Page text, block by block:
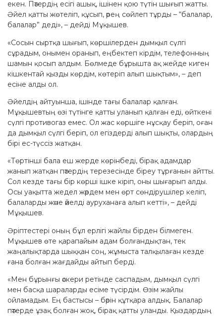
екен. Пәтердің есігі ашық, ішінен қою түтін шығып жатты.
Әйел қатты жөтеліп, құсып, әрең сөйлеп тұрды – “балалар,
балалар” деді», – дейді Мұқышев.
«Сосын сыртқа шығып, көршілерден дымқыл сүлгі
сұрадым, онымен оранып, еңбектеп кірдім, телефонның
шамын қосып алдым. Бөлмеде бұрышта ақ жейде киген
кішкентай қызды көрдім, көтеріп алып шықтым», – деп
есіне алды ол.
Әйелдің айтуынша, ішінде тағы балалар қалған.
Мұқышевтың өзі түтінге қатты уланып қалған еді, өйткені
сүлгі противогаз емес. Ол жас көршіге нұсқау беріп, оған
да дымқыл сүлгі беріп, ол егіздерді алып шықты, олардың
бірі ес-түссіз жатқан.
«Төртінші бала еш жерде көрінбеді, бірақ адамдар
жанып жатқан пәтердің терезесінде біреу тұрғанын айтты.
Сол кезде тағы бір көрші ішке кіріп, оны шығарып алды.
Осы уақытта жедел жәрдем мен өрт сөндірушілер келіп,
балаларды және әйелді ауруханаға алып кетті», – дейді
Мұқышев.
Әріптестері оның бұл ерлігі жайлы бірден білмеген.
Мұқышев өте қарапайым адам болғандықтан, тек
жаңалықтарда шыққан соң, жұмыста талқылаған кезде
ғана болған жағдайды айтып берді.
«Мен бұрынғы әскери ретінде саспадым, дымқыл сүлгі
мен басқа шараларды есіме түсірдім. Өзім жайлы
ойламадым. Ең бастысы – бәрін құтқара алдық. Балалар
пәтерде ұзақ болған жоқ, бірақ қатты уланды. Қыздардың